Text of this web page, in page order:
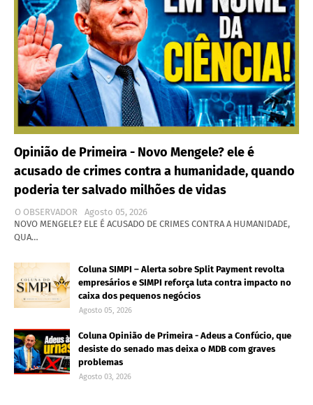
Opinião de Primeira - Novo Mengele? ele é
acusado de crimes contra a humanidade, quando
poderia ter salvado milhões de vidas
O OBSERVADOR
Agosto 05, 2026
NOVO MENGELE? ELE É ACUSADO DE CRIMES CONTRA A HUMANIDADE,
QUA…
Coluna SIMPI – Alerta sobre Split Payment revolta
empresários e SIMPI reforça luta contra impacto no
caixa dos pequenos negócios
Agosto 05, 2026
Coluna Opinião de Primeira - Adeus a Confúcio, que
desiste do senado mas deixa o MDB com graves
problemas
Agosto 03, 2026